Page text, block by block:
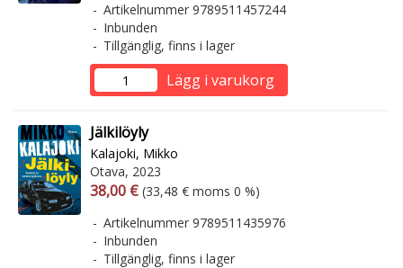
Artikelnummer 9789511457244
Inbunden
Tillgänglig, finns i lager
Lägg i varukorg
Jälkilöyly
Kalajoki, Mikko
Otava, 2023
Arvonlisäverollinen hinta
38,00 € Arvonlisäveroton hinta
(33,48 € moms 0 %)
Artikelnummer 9789511435976
Inbunden
Tillgänglig, finns i lager